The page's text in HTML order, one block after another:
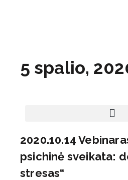
5 spalio,
2020.10.14
psichinė sveikata:
stresas“